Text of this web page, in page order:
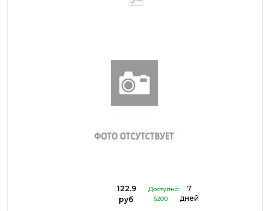
122.9
руб
Доступно:
6200
7
дней